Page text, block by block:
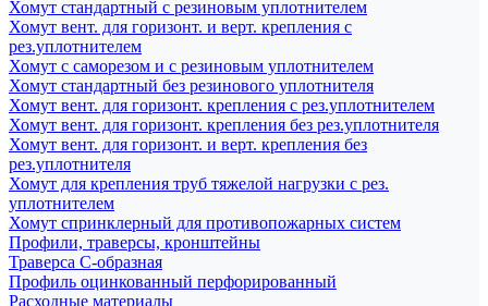
Хомут стандартный с резиновым уплотнителем
Хомут вент. для горизонт. и верт. крепления с
рез.уплотнителем
Хомут с саморезом и с резиновым уплотнителем
Хомут стандартный без резинового уплотнителя
Хомут вент. для горизонт. крепления с рез.уплотнителем
Хомут вент. для горизонт. крепления без рез.уплотнителя
Хомут вент. для горизонт. и верт. крепления без
рез.уплотнителя
Хомут для крепления труб тяжелой нагрузки с рез.
уплотнителем
Хомут спринклерный для противопожарных систем
Профили, траверсы, кронштейны
Траверса С-образная
Профиль оцинкованный перфорированный
Расходные материалы